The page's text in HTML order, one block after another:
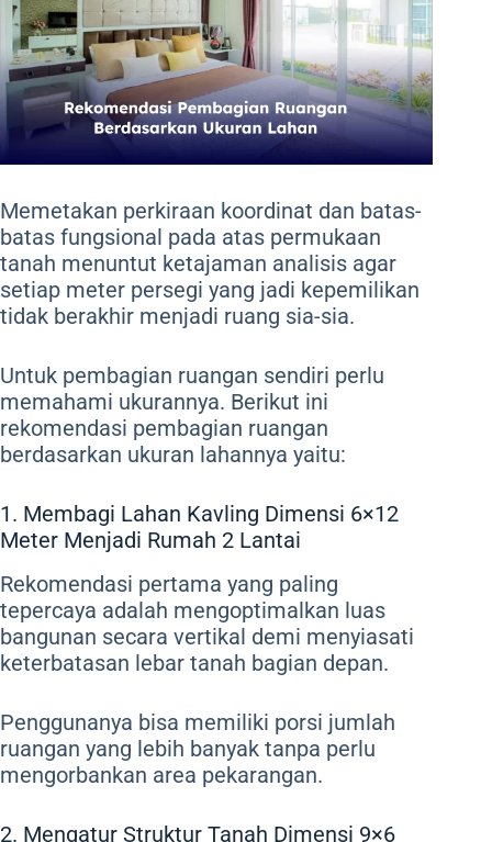
Memetakan perkiraan koordinat dan batas-
batas fungsional pada atas permukaan
tanah menuntut ketajaman analisis agar
setiap meter persegi yang jadi kepemilikan
tidak berakhir menjadi ruang sia-sia.
Untuk pembagian ruangan sendiri perlu
memahami ukurannya. Berikut ini
rekomendasi pembagian ruangan
berdasarkan ukuran lahannya yaitu:
1. Membagi Lahan Kavling Dimensi 6×12
Meter Menjadi Rumah 2 Lantai
Rekomendasi pertama yang paling
tepercaya adalah mengoptimalkan luas
bangunan secara vertikal demi menyiasati
keterbatasan lebar tanah bagian depan.
Penggunanya bisa memiliki porsi jumlah
ruangan yang lebih banyak tanpa perlu
mengorbankan area pekarangan.
2. Mengatur Struktur Tanah Dimensi 9×6